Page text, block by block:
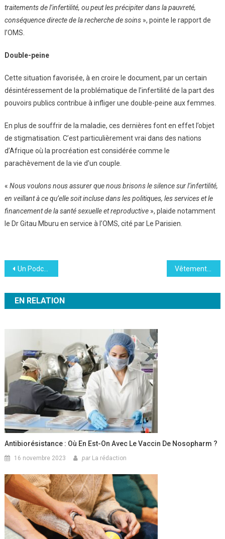
traitements de l’infertilité, ou peut les précipiter dans la pauvreté,
conséquence directe de la recherche de soins », pointe le rapport de
l’OMS.
Double-peine
Cette situation favorisée, à en croire le document, par un certain
désintéressement de la problématique de l’infertilité de la part des
pouvoirs publics contribue à infliger une double-peine aux femmes.
En plus de souffrir de la maladie, ces dernières font en effet l’objet
de stigmatisation. C’est particulièrement vrai dans des nations
d’Afrique où la procréation est considérée comme le
parachèvement de la vie d’un couple.
« Nous voulons nous assurer que nous brisons le silence sur l’infertilité,
en veillant à ce qu’elle soit incluse dans les politiques, les services et le
financement de la santé sexuelle et reproductive», plaide notamment
le Dr Gitau Mburu en service à l’OMS, cité par Le Parisien.
Navigation
de
l’article
Un Podcasthon pour soutenir le monde associatif Vêtements invendus : l’UE va interdire leur destruction
EN RELATION
Antibiorésistance : Où En Est-On Avec Le Vaccin De Nosopharm ?
16 novembre 2023 par La rédaction